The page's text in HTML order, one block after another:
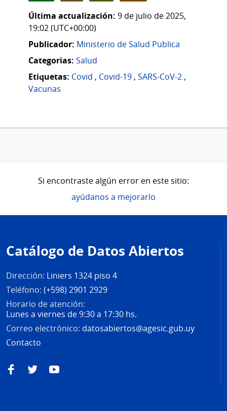
Última actualización: 9 de julio de 2025,
19:02 (UTC+00:00)
Publicador: Ministerio de Salud Publica
Categorias: Salud
Etiquetas: Covid , Covid-19 , SARS-CoV-2 ,
Vacunas
Si encontraste algún error en este sitio:
ayúdanos a mejorarlo
de
página
Catálogo de Datos Abiertos
Dirección: Liniers 1324 piso 4
Teléfono: (+598) 2901 2929
Horario de atención:
Lunes a viernes de 9:30 a 17:30 hs.
Correo electrónico: datosabiertos@agesic.gub.uy
Contacto
FacebookTwitterYouTube